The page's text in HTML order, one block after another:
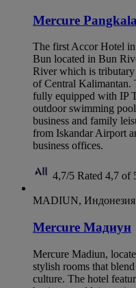
Mercure
The first Accor Hotel
Bun located in Bun
River which is
of Central Kalimantan.
fully equipped with IP
outdoor swimming
business and family
from Iskandar Airport
business offices.
4,7/5 Rated 4,7 of
MADIUN, Индонезия
Mercure Мадиун
Mercure Madiun,
stylish rooms that
culture. The hotel